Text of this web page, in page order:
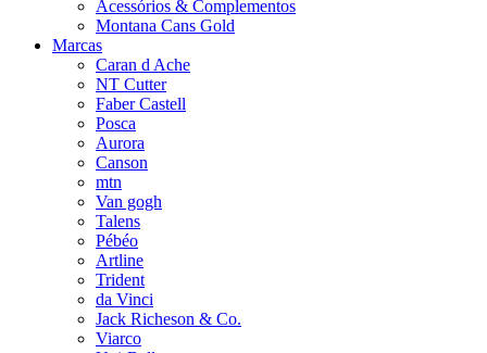
Acessórios & Complementos
Montana Cans Gold
Marcas
Caran d Ache
NT Cutter
Faber Castell
Posca
Aurora
Canson
mtn
Van gogh
Talens
Pébéo
Artline
Trident
da Vinci
Jack Richeson & Co.
Viarco